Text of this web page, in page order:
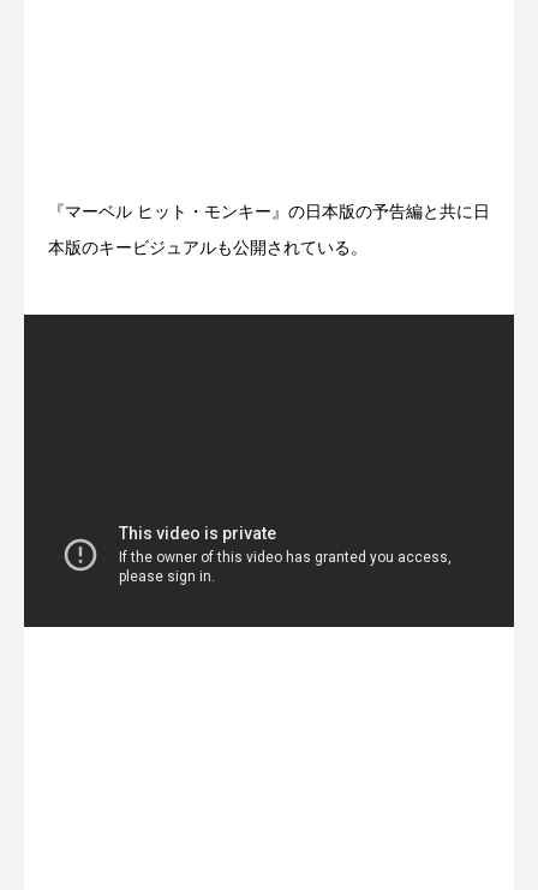
『マーベル ヒット・モンキー』の日本版の予告編と共に日
本版のキービジュアルも公開されている。